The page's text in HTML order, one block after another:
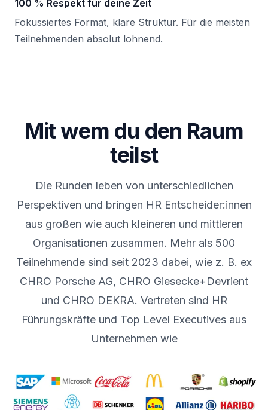
100 % Respekt für deine Zeit
Fokussiertes Format, klare Struktur. Für die meisten
Teilnehmenden absolut lohnend.
Mit wem du den Raum
teilst
Die Runden leben von unterschiedlichen
Perspektiven und bringen HR Entscheider:innen
aus großen wie auch kleineren und mittleren
Organisationen zusammen. Mehr als 500
Teilnehmende sind seit 2023 dabei, wie z. B. ex
CHRO Porsche AG, CHRO Giesecke+Devrient
und CHRO DEKRA. Vertreten sind HR
Führungskräfte und Top Level Executives aus
Unternehmen wie